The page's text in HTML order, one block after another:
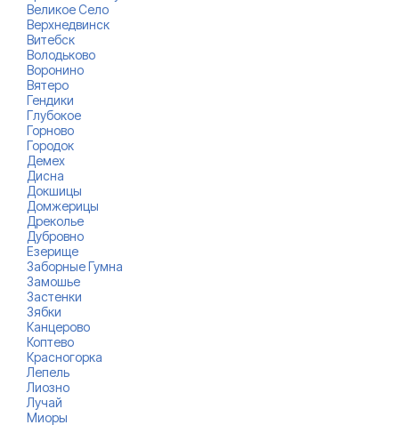
Великое Село
Верхнедвинск
Витебск
Володьково
Воронино
Вятеро
Гендики
Глубокое
Горново
Городок
Демех
Дисна
Докшицы
Домжерицы
Дреколье
Дубровно
Езерище
Заборные Гумна
Замошье
Застенки
Зябки
Канцерово
Коптево
Красногорка
Лепель
Лиозно
Лучай
Миоры